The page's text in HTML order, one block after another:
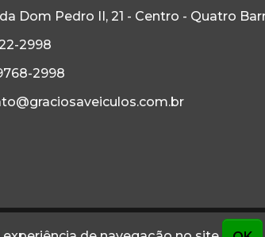
Dom Pedro II, 21 - Centro - Quatro
2998
2998